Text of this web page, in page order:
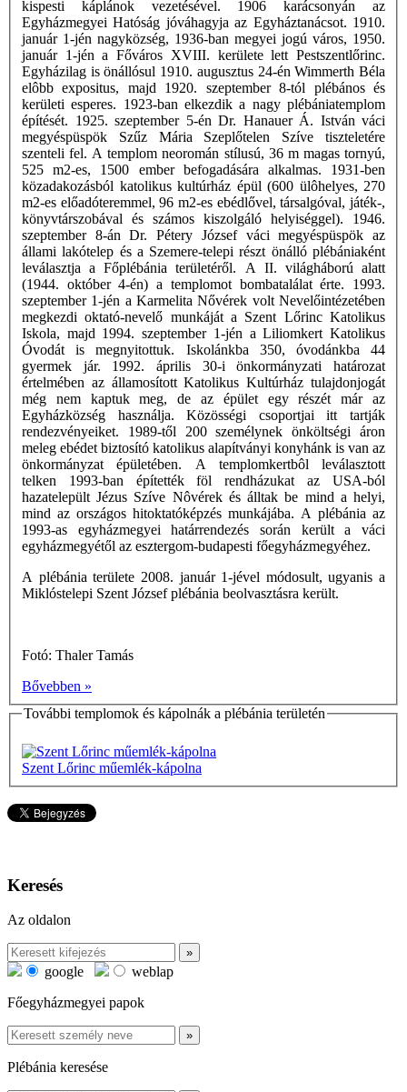
kispesti káplánok vezetésével. 1906 karácsonyán az
Egyházmegyei Hatóság jóváhagyja az Egyháztanácsot. 1910.
január 1-jén nagyközség, 1936-ban megyei jogú város, 1950.
január 1-jén a Főváros XVIII. kerülete lett Pestszentlőrinc.
Egyházilag is önállósul 1910. augusztus 24-én Wimmerth Béla
elôbb expositus, majd 1920. szeptember 8-tól plébános és
kerületi esperes. 1923-ban elkezdik a nagy plébániatemplom
építését. 1925. szeptember 5-én Dr. Hanauer Á. István váci
megyéspüspök Szűz Mária Szeplőtelen Szíve tiszteletére
szenteli fel. A templom neoromán stílusú, 36 m magas tornyú,
525 m2-es, 1500 ember befogadására alkalmas. 1931-ben
közadakozásból katolikus kultúrház épül (600 ülôhelyes, 270
m2-es előadóteremmel, 96 m2-es ebédlővel, társalgóval, játék-,
könyvtárszobával és számos kiszolgáló helyiséggel). 1946.
szeptember 8-án Dr. Pétery József váci megyéspüspök az
állami lakótelep és a Szemere-telepi részt önálló plébániaként
leválasztja a Főplébánia területéről. A II. világháború alatt
(1944. október 4-én) a templomot bombatalálat érte. 1993.
szeptember 1-jén a Karmelita Nővérek volt Nevelőintézetében
megkezdi oktató-nevelő munkáját a Szent Lőrinc Katolikus
Iskola, majd 1994. szeptember 1-jén a Liliomkert Katolikus
Óvodát is megnyitottuk. Iskolánkba 350, óvodánkba 44
gyermek jár. 1992. április 30-i önkormányzati határozat
értelmében az államosított Katolikus Kultúrház tulajdonjogát
még nem kaptuk meg, de az épület egy részét már az
Egyházközség használja. Közösségi csoportjai itt tartják
rendezvényeiket. 1989-től 200 személynek önköltségi áron
meleg ebédet biztosító katolikus alapítványi konyhánk is van az
önkormányzat épületében. A templomkertbôl leválasztott
telken 1993-ban építették föl rendházukat az USA-ból
hazatelepült Jézus Szíve Nôvérek és álltak be mind a helyi,
mind az országos hitoktatóképzés munkájába. A plébánia az
1993-as egyházmegyei határrendezés során került a váci
egyházmegyétől az esztergom-budapesti főegyházmegyéhez.
A plébánia területe 2008. január 1-jével módosult, ugyanis a
Miklóstelepi Szent József plébánia beolvasztásra került.
Fotó: Thaler Tamás
Bővebben »
További templomok és kápolnák a plébánia területén
Szent Lőrinc műemlék-kápolna
Keresés
Az oldalon
google
weblap
Főegyházmegyei papok
Plébánia keresése